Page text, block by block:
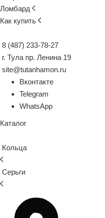
Ломбард
Как купить
8 (487) 233-78-27
г. Тула пр. Ленина 19
site@tutanhamon.ru
Вконтакте
Telegram
WhatsApp
Каталог
Кольца
Серьги